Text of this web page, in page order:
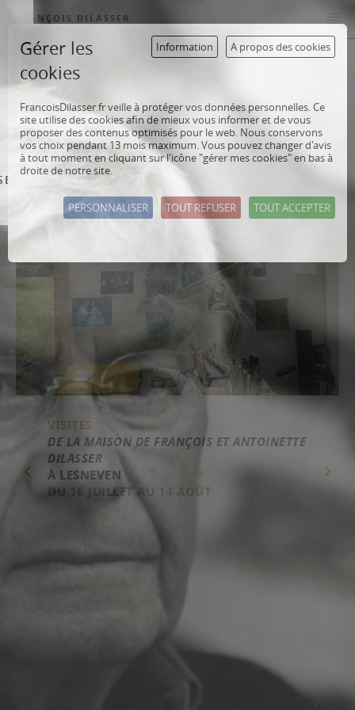
FRANÇOIS DILASSER
ACTUALITÉ
VISITES
DE LA MAISON DE FRANÇOIS ET ANTOINETTE
DILASSER
À LESNEVEN
DU 16 JUILLET AU 14 AOÛT
A propos des cookies
Information
Gérer les
cookies
FrancoisDilasser.fr veille à protéger vos données personnelles. Ce
site utilise des cookies afin de mieux vous informer et de vous
proposer des contenus optimisés pour le web. Nous conservons
vos choix pendant 13 mois maximum. Vous pouvez changer d'avis
à tout moment en cliquant sur l'icône "gérer mes cookies" en bas à
droite de notre site.
TOUT ACCEPTER
TOUT REFUSER
PERSONNALISER